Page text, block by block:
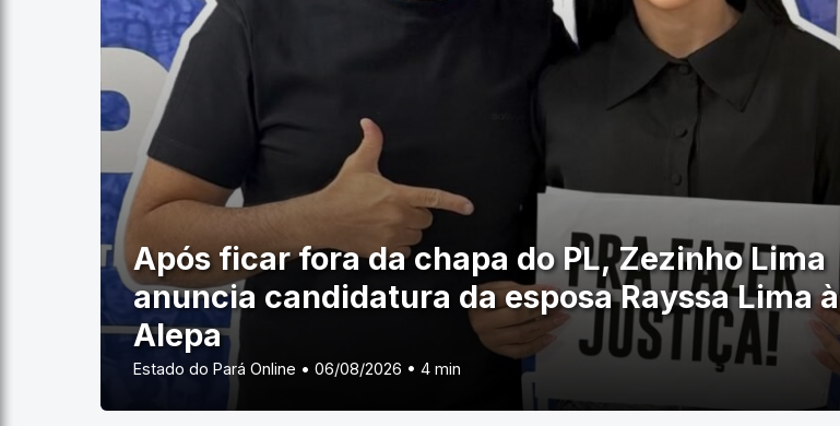
Após ficar fora da chapa do PL, Zezinho Lima
anuncia candidatura da esposa Rayssa Lima à
Alepa
Estado do Pará Online • 06/08/2026 • 4 min